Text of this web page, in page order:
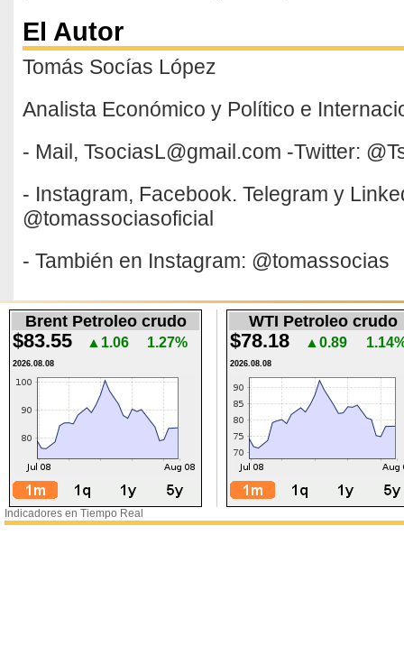
El Autor
Tomás Socías López
Analista Económico y Político e
- Mail, TsociasL@gmail.com -Twitter:
- Instagram, Facebook. Telegram y
@tomassociasoficial
- También en Instagram: @tomassocias
Brent Petroleo crudo
$83.55 ▲1.06 1.27%
2026.08.08
WTI Petroleo crudo
$78.18 ▲0.89
2026.08.08
Indicadores en Tiempo Real